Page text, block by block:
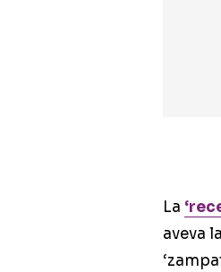
La
aveva